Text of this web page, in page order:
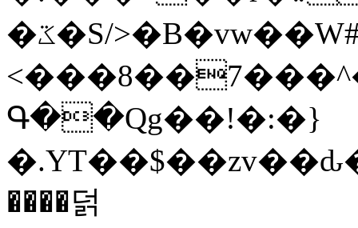
�ػ�S/>�B�vw��W#�I��*]\W��)Ħ�1��fC}
Գ��Qg��!�:�}
����덝